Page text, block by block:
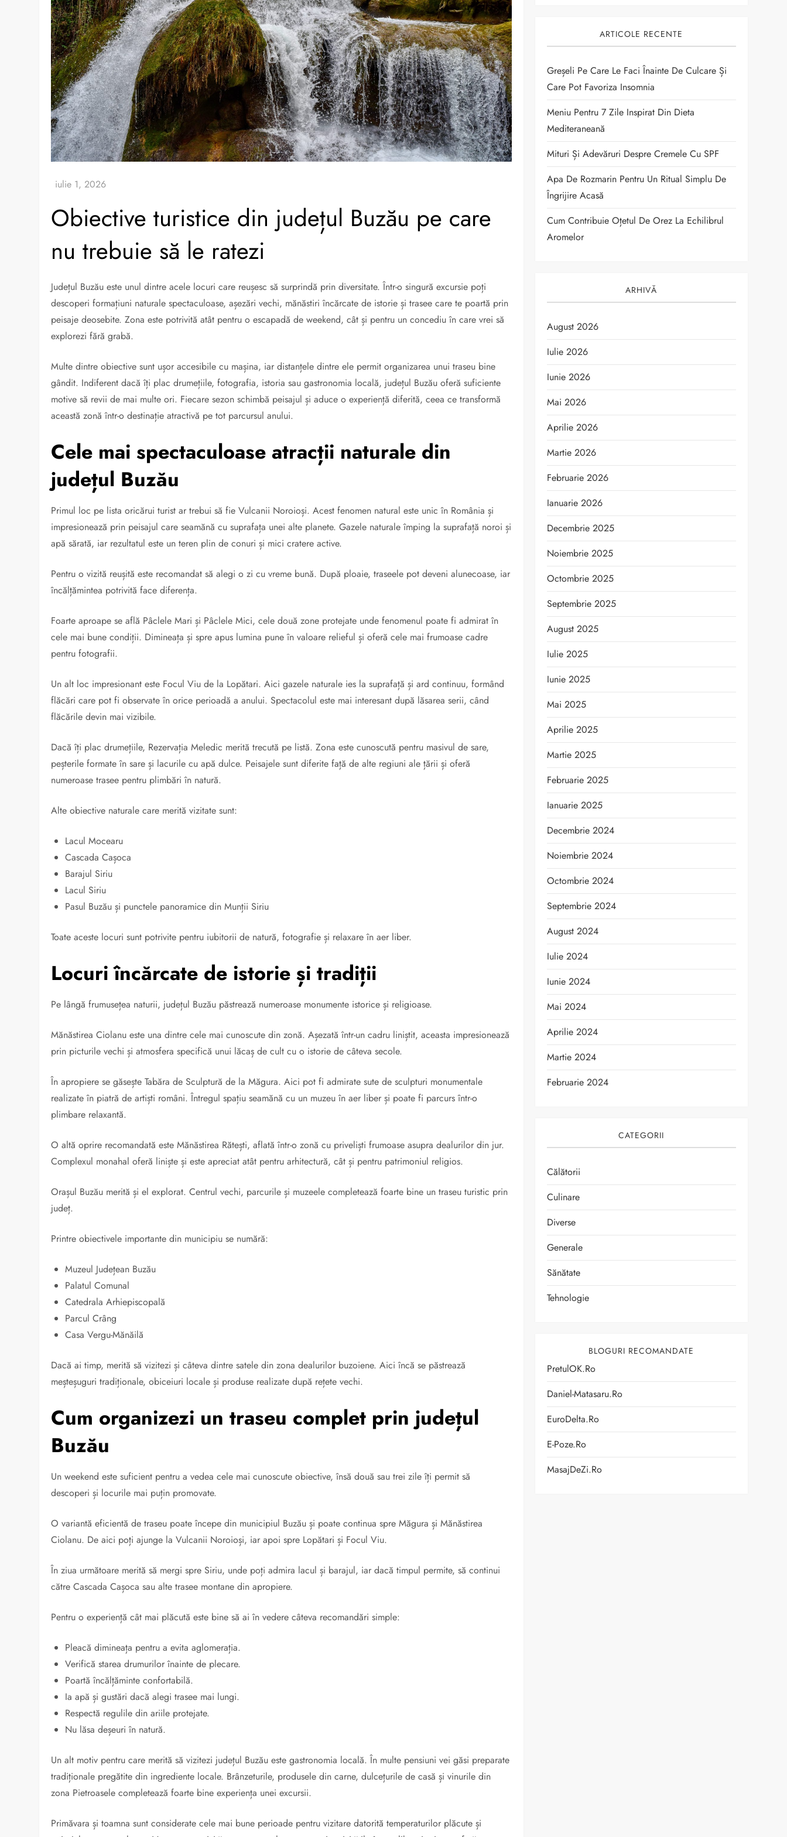
Obiective turistice din județul Buzău pe care
nu trebuie să le ratezi
Județul Buzău este unul dintre acele locuri care reușesc să surprindă prin diversitate. Într-o singură excursie poți
descoperi formațiuni naturale spectaculoase, așezări vechi, mănăstiri încărcate de istorie și trasee care te poartă prin
peisaje deosebite. Zona este potrivită atât pentru o escapadă de weekend, cât și pentru un concediu în care vrei să
explorezi fără grabă.
Multe dintre obiective sunt ușor accesibile cu mașina, iar distanțele dintre ele permit organizarea unui traseu bine
gândit. Indiferent dacă îți plac drumețiile, fotografia, istoria sau gastronomia locală, județul Buzău oferă suficiente
motive să revii de mai multe ori. Fiecare sezon schimbă peisajul și aduce o experiență diferită, ceea ce transformă
această zonă într-o destinație atractivă pe tot parcursul anului.
Cele mai spectaculoase atracții naturale din
județul Buzău
Primul loc pe lista oricărui turist ar trebui să fie Vulcanii Noroioși. Acest fenomen natural este unic în România și
impresionează prin peisajul care seamănă cu suprafața unei alte planete. Gazele naturale împing la suprafață noroi și
apă sărată, iar rezultatul este un teren plin de conuri și mici cratere active.
Pentru o vizită reușită este recomandat să alegi o zi cu vreme bună. După ploaie, traseele pot deveni alunecoase, iar
încălțămintea potrivită face diferența.
Foarte aproape se află Pâclele Mari și Pâclele Mici, cele două zone protejate unde fenomenul poate fi admirat în
cele mai bune condiții. Dimineața și spre apus lumina pune în valoare relieful și oferă cele mai frumoase cadre
pentru fotografii.
Un alt loc impresionant este Focul Viu de la Lopătari. Aici gazele naturale ies la suprafață și ard continuu, formând
flăcări care pot fi observate în orice perioadă a anului. Spectacolul este mai interesant după lăsarea serii, când
flăcările devin mai vizibile.
Dacă îți plac drumețiile, Rezervația Meledic merită trecută pe listă. Zona este cunoscută pentru masivul de sare,
peșterile formate în sare și lacurile cu apă dulce. Peisajele sunt diferite față de alte regiuni ale țării și oferă
numeroase trasee pentru plimbări în natură.
Alte obiective naturale care merită vizitate sunt:
Lacul Mocearu
Cascada Cașoca
Barajul Siriu
Lacul Siriu
Pasul Buzău și punctele panoramice din Munții Siriu
Toate aceste locuri sunt potrivite pentru iubitorii de natură, fotografie și relaxare în aer liber.
Locuri încărcate de istorie și tradiții
Pe lângă frumusețea naturii, județul Buzău păstrează numeroase monumente istorice și religioase.
Mănăstirea Ciolanu este una dintre cele mai cunoscute din zonă. Așezată într-un cadru liniștit, aceasta impresionează
prin picturile vechi și atmosfera specifică unui lăcaș de cult cu o istorie de câteva secole.
În apropiere se găsește Tabăra de Sculptură de la Măgura. Aici pot fi admirate sute de sculpturi monumentale
realizate în piatră de artiști români. Întregul spațiu seamănă cu un muzeu în aer liber și poate fi parcurs într-o
plimbare relaxantă.
O altă oprire recomandată este Mănăstirea Rătești, aflată într-o zonă cu priveliști frumoase asupra dealurilor din jur.
Complexul monahal oferă liniște și este apreciat atât pentru arhitectură, cât și pentru patrimoniul religios.
Orașul Buzău merită și el explorat. Centrul vechi, parcurile și muzeele completează foarte bine un traseu turistic prin
județ.
Printre obiectivele importante din municipiu se numără:
Muzeul Județean Buzău
Palatul Comunal
Catedrala Arhiepiscopală
Parcul Crâng
Casa Vergu-Mănăilă
Dacă ai timp, merită să vizitezi și câteva dintre satele din zona dealurilor buzoiene. Aici încă se păstrează
meșteșuguri tradiționale, obiceiuri locale și produse realizate după rețete vechi.
Cum organizezi un traseu complet prin județul
Buzău
Un weekend este suficient pentru a vedea cele mai cunoscute obiective, însă două sau trei zile îți permit să
descoperi și locurile mai puțin promovate.
O variantă eficientă de traseu poate începe din municipiul Buzău și poate continua spre Măgura și Mănăstirea
Ciolanu. De aici poți ajunge la Vulcanii Noroioși, iar apoi spre Lopătari și Focul Viu.
În ziua următoare merită să mergi spre Siriu, unde poți admira lacul și barajul, iar dacă timpul permite, să continui
către Cascada Cașoca sau alte trasee montane din apropiere.
Pentru o experiență cât mai plăcută este bine să ai în vedere câteva recomandări simple:
Pleacă dimineața pentru a evita aglomerația.
Verifică starea drumurilor înainte de plecare.
Poartă încălțăminte confortabilă.
Ia apă și gustări dacă alegi trasee mai lungi.
Respectă regulile din ariile protejate.
Nu lăsa deșeuri în natură.
Un alt motiv pentru care merită să vizitezi județul Buzău este gastronomia locală. În multe pensiuni vei găsi preparate
tradiționale pregătite din ingrediente locale. Brânzeturile, produsele din carne, dulcețurile de casă și vinurile din
zona Pietroasele completează foarte bine experiența unei excursii.
Primăvara și toamna sunt considerate cele mai bune perioade pentru vizitare datorită temperaturilor plăcute și
ARTICOLE RECENTE
Greșeli Pe Care Le Faci Înainte De Culcare Și
Care Pot Favoriza Insomnia
Meniu Pentru 7 Zile Inspirat Din Dieta
Mediteraneană
Mituri Și Adevăruri Despre Cremele Cu SPF
Apa De Rozmarin Pentru Un Ritual Simplu De
Îngrijire Acasă
Cum Contribuie Oțetul De Orez La Echilibrul
Aromelor
ARHIVĂ
August 2026
Iulie 2026
Iunie 2026
Mai 2026
Aprilie 2026
Martie 2026
Februarie 2026
Ianuarie 2026
Decembrie 2025
Noiembrie 2025
Octombrie 2025
Septembrie 2025
August 2025
Iulie 2025
Iunie 2025
Mai 2025
Aprilie 2025
Martie 2025
Februarie 2025
Ianuarie 2025
Decembrie 2024
Noiembrie 2024
Octombrie 2024
Septembrie 2024
August 2024
Iulie 2024
Iunie 2024
Mai 2024
Aprilie 2024
Martie 2024
Februarie 2024
CATEGORII
Călătorii
Culinare
Diverse
Generale
Sănătate
Tehnologie
BLOGURI RECOMANDATE
PretulOK.ro
Daniel-Matasaru.ro
EuroDelta.ro
E-Poze.ro
MasajDeZi.ro